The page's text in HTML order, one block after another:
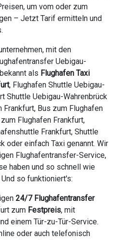
um vom oder zum
– Jetzt Tarif ermitteln und
mit den
Uebigau-
als Flughafen Taxi
, Flughafen Shuttle Uebigau-
Shuttle Uebigau-Wahrenbrück
Frankfurt, Bus zum Flughafen
Flughafen Frankfurt,
Frankfurt, Shuttle
oder einfach Taxi genannt. Wir
Flughafentransfer-Service,
haben und so schnell wie
so funktioniert's:
24/7 Flughafentransfer
zum Festpreis, mit
einem Tür-zu-Tür-Service.
oder auch telefonisch